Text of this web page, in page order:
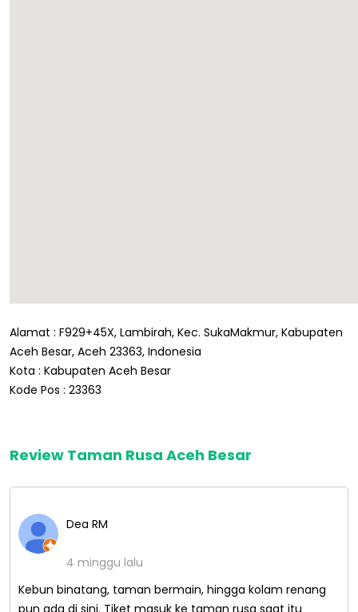
Alamat : F929+45X, Lambirah, Kec. SukaMakmur, Kabupaten
Aceh Besar, Aceh 23363, Indonesia
Kota : Kabupaten Aceh Besar
Kode Pos : 23363
Review Taman Rusa Aceh Besar
Dea RM
4 minggu lalu
Kebun binatang, taman bermain, hingga kolam renang
pun ada di sini. Tiket masuk ke taman rusa saat itu